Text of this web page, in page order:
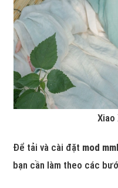
Xiao
Để tải và cài đặt mod
bạn cần làm theo các